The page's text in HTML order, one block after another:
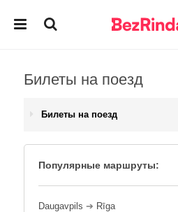
Билеты на поезд
Билеты на поезд
Популярные маршруты:
Daugavpils ➔ Rīga